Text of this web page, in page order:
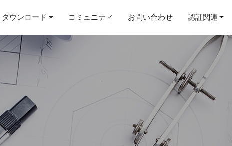
ダウンロード コミュニティ お問い合わせ 認証関連